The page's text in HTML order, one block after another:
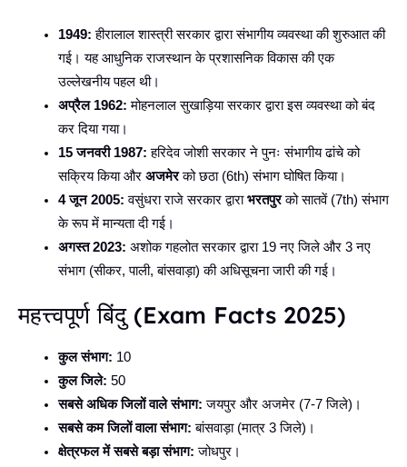
1949: हीरालाल शास्त्री सरकार द्वारा संभागीय व्यवस्था की शुरुआत की
गई। यह आधुनिक राजस्थान के प्रशासनिक विकास की एक
उल्लेखनीय पहल थी।
अप्रैल 1962: मोहनलाल सुखाड़िया सरकार द्वारा इस व्यवस्था को बंद
कर दिया गया।
15 जनवरी 1987: हरिदेव जोशी सरकार ने पुनः संभागीय ढांचे को
सक्रिय किया और अजमेरको छठा (6th) संभाग घोषित किया।
4 जून 2005: वसुंधरा राजे सरकार द्वाराभरतपुरको सातवें (7th) संभाग
के रूप में मान्यता दी गई।
अगस्त 2023: अशोक गहलोत सरकार द्वारा 19 नए जिले और 3 नए
संभाग (सीकर, पाली, बांसवाड़ा) की अधिसूचना जारी की गई।
महत्त्वपूर्ण बिंदु (Exam Facts 2025)
कुल संभाग: 10
कुल जिले: 50
सबसे अधिक जिलों वाले संभाग: जयपुर और अजमेर (7-7 जिले)।
सबसे कम जिलों वाला संभाग: बांसवाड़ा (मात्र 3 जिले)।
क्षेत्रफल में सबसे बड़ा संभाग: जोधपुर।